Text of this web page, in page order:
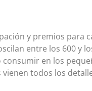
y premios para
entre los 600 y
en los
vienen todos los